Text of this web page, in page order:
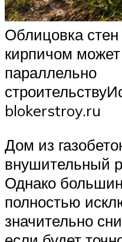
Облицовка стен
кирпичом
параллельно
blokerstroy.ru
Дом из
внушительный
Однако
полностью
значительно